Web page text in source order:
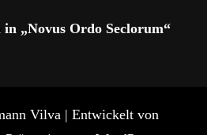
„Novus Ordo Seclorum“
Vilva | Entwickelt von